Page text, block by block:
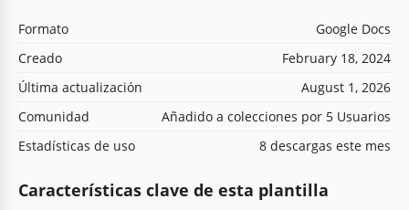
Formato
Google Docs
Creado
February 18, 2024
Última actualización
August 1, 2026
Comunidad
Añadido a colecciones por 5 Usuarios
Estadísticas de uso
8 descargas este mes
Características clave de esta plantilla